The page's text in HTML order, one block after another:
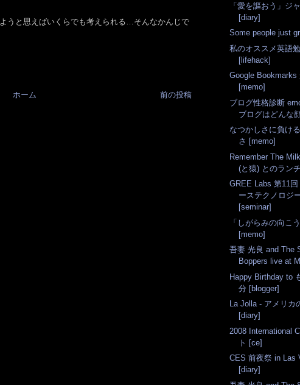
うと思えばいくらでも考えられる…そんなかんじで
前の投稿
ホーム
「愛を謳おう」ジ
[diary]
Some people just
私のオススメ英語
[lifehack]
Google Bookmarks
[memo]
ブログ性格診断
ブログはどんな
なつかしさに負け
さ [memo]
Remember The
(と猿) とのラン
GREE Labs 第11回
ーステクノロジ
[seminar]
「しがらみの向こ
[memo]
吾妻 光良 and The
Boppers live at
Happy Birthday to
分 [blogger]
La Jolla - アメリカ
[diary]
2008 International
ト [ce]
CES 前夜祭 in Las
[diary]